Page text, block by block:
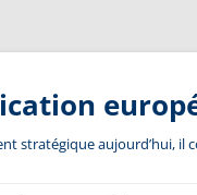
stratégique aujourd’hui, il